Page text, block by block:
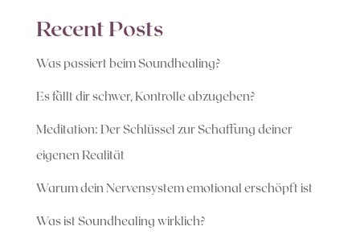
Recent Posts
Was passiert beim Soundhealing?
Es fällt dir schwer, Kontrolle abzugeben?
Meditation: Der Schlüssel zur Schaffung deiner
eigenen Realität
Warum dein Nervensystem emotional erschöpft ist
Was ist Soundhealing wirklich?